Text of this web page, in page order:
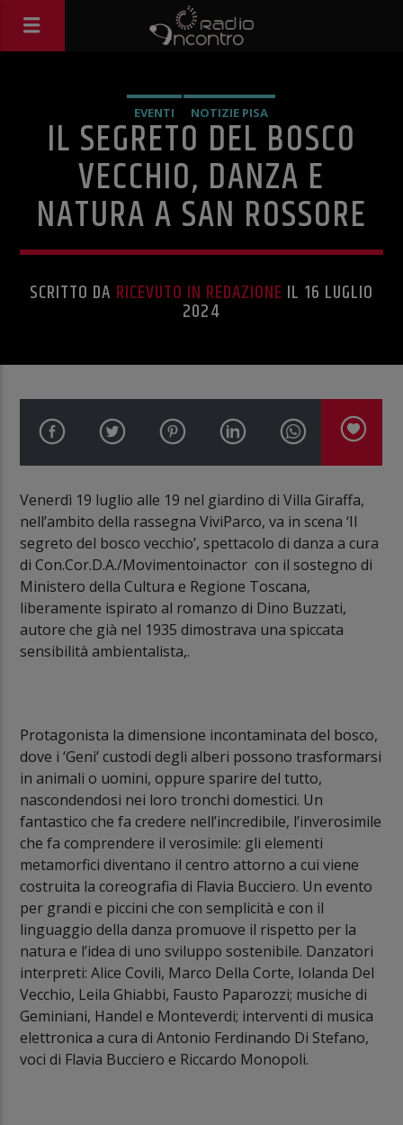
EVENTI NOTIZIE PISA
IL SEGRETO DEL BOSCO
VECCHIO, DANZA E
NATURA A SAN ROSSORE
SCRITTO DA RICEVUTO IN REDAZIONE IL 16 LUGLIO
2024
Venerdì 19 luglio alle 19 nel giardino di Villa Giraffa,
nell’ambito della rassegna ViviParco, va in scena ‘Il
segreto del bosco vecchio’, spettacolo di danza a cura
di Con.Cor.D.A./Movimentoinactor con il sostegno di
Ministero della Cultura e Regione Toscana,
liberamente ispirato al romanzo di Dino Buzzati,
autore che già nel 1935 dimostrava una spiccata
sensibilità ambientalista,.
Protagonista la dimensione incontaminata del bosco,
dove i ‘Geni’ custodi degli alberi possono trasformarsi
in animali o uomini, oppure sparire del tutto,
nascondendosi nei loro tronchi domestici. Un
fantastico che fa credere nell’incredibile, l’inverosimile
che fa comprendere il verosimile: gli elementi
metamorfici diventano il centro attorno a cui viene
costruita la coreografia di Flavia Bucciero. Un evento
per grandi e piccini che con semplicità e con il
linguaggio della danza promuove il rispetto per la
natura e l’idea di uno sviluppo sostenibile. Danzatori
interpreti: Alice Covili, Marco Della Corte, Iolanda Del
Vecchio, Leila Ghiabbi, Fausto Paparozzi; musiche di
Geminiani, Handel e Monteverdi; interventi di musica
elettronica a cura di Antonio Ferdinando Di Stefano,
voci di Flavia Bucciero e Riccardo Monopoli.